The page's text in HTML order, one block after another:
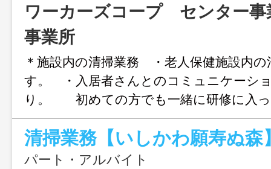
ワーカーズコープ センター
事業所
＊施設内の清掃業務 ・老人保健施設内の
す。 ・入居者さんとのコミュニケーシ
り。 初めての方でも一緒に研修に入っ
いけます。 長く勤められる仕事ですの
頑張ってまいりましょう 『シニア応
者の採用も積極的に行っています。若年
パート・アルバイト